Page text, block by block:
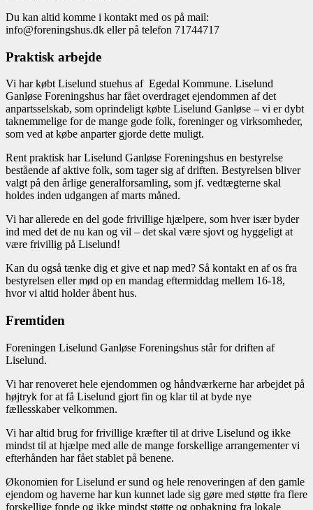
Du kan altid komme i kontakt med os på mail:
info@foreningshus.dk eller på telefon 71744717
Praktisk arbejde
Vi har købt Liselund stuehus af Egedal Kommune. Liselund
Ganløse Foreningshus har fået overdraget ejendommen af det
anpartsselskab, som oprindeligt købte Liselund Ganløse – vi er dybt
taknemmelige for de mange gode folk, foreninger og virksomheder,
som ved at købe anparter gjorde dette muligt.
Rent praktisk har Liselund Ganløse Foreningshus en bestyrelse
bestående af aktive folk, som tager sig af driften. Bestyrelsen bliver
valgt på den årlige generalforsamling, som jf. vedtægterne skal
holdes inden udgangen af marts måned.
Vi har allerede en del gode frivillige hjælpere, som hver især byder
ind med det de nu kan og vil – det skal være sjovt og hyggeligt at
være frivillig på Liselund!
Kan du også tænke dig et give et nap med? Så kontakt en af os fra
bestyrelsen eller mød op en mandag eftermiddag mellem 16-18,
hvor vi altid holder åbent hus.
Fremtiden
Foreningen Liselund Ganløse Foreningshus står for driften af
Liselund.
Vi har renoveret hele ejendommen og håndværkerne har arbejdet på
højtryk for at få Liselund gjort fin og klar til at byde nye
fællesskaber velkommen.
Vi har altid brug for frivillige kræfter til at drive Liselund og ikke
mindst til at hjælpe med alle de mange forskellige arrangementer vi
efterhånden har fået stablet på benene.
Økonomien for Liselund er sund og hele renoveringen af den gamle
ejendom og haverne har kun kunnet lade sig gøre med støtte fra flere
forskellige fonde og ikke mindst støtte og opbakning fra lokale